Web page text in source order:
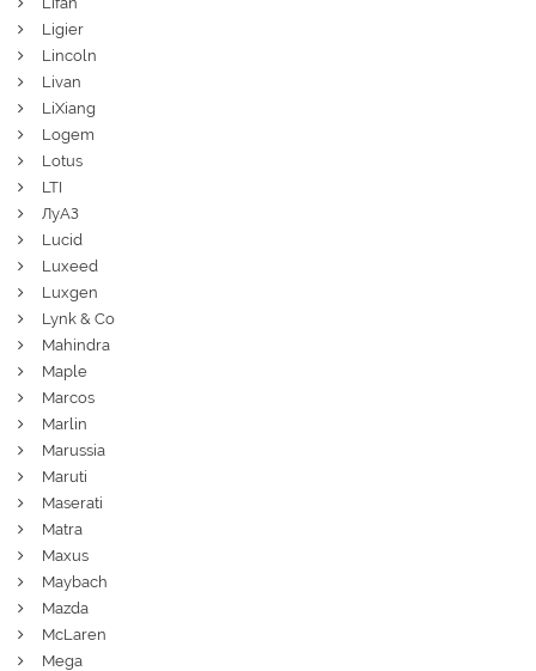
Ligier
Lincoln
Livan
LiXiang
Logem
Lotus
LTI
ЛуАЗ
Lucid
Luxeed
Luxgen
Lynk & Co
Mahindra
Maple
Marcos
Marlin
Marussia
Maruti
Maserati
Matra
Maxus
Maybach
Mazda
McLaren
Mega